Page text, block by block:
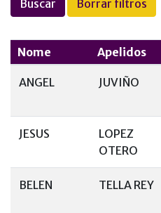
Nome Apelidos
ANGEL JUVIÑO
JESUS
LOPEZ
OTERO
BELEN TELLA REY